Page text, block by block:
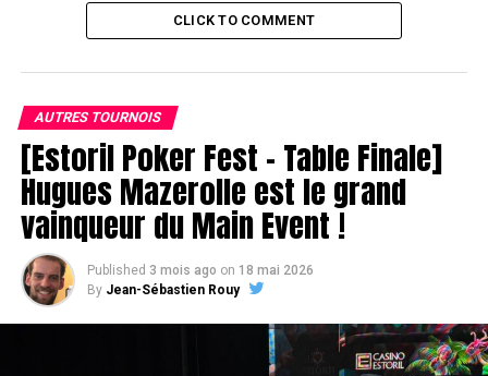
Andrulis chipleader à l'issue du Day 1A
CLICK TO COMMENT
AUTRES TOURNOIS
[Estoril Poker Fest – Table Finale]
Hugues Mazerolle est le grand
vainqueur du Main Event !
Published 3 mois ago on 18 mai 2026
By Jean-Sébastien Rouy